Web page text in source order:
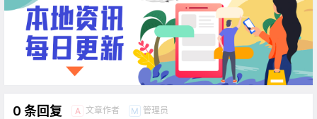
0 条回复 A 文章作者 M 管理员